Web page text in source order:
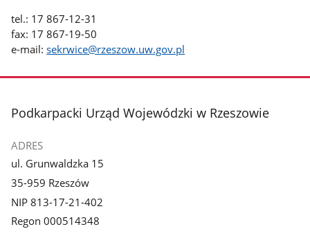
tel.: 17 867-12-31
fax: 17 867-19-50
e-mail:sekrwice@rzeszow.uw.gov.pl
stopka
Podkarpacki Urząd Wojewódzki w Rzeszowie
ADRES
ul. Grunwaldzka 15
35-959 Rzeszów
NIP 813-17-21-402
Regon 000514348